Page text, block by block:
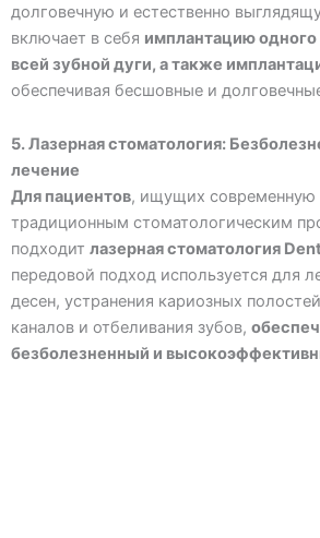
долговечную и естественно
включает в себя имплантацию
всей зубной дуги, а также
обеспечивая бесшовные и
5. Лазерная стоматология:
лечение
Для пациентов, ищущих современную
традиционным стоматологическим
подходит лазерная стоматология
передовой подход используется для
десен, устранения кариозных
каналов и отбеливания зубов,
безболезненный и